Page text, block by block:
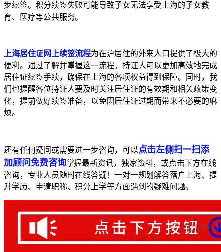
步续签。积分续签失败可能导致子女无法享受上海的子女教
育、医疗等公共服务。
上海居住证网上续签流程为在沪居住的外来人口提供了极大的
便利。通过了解并掌握这一流程，持证人可以更加高效地完成
居住证续签手续，确保在上海的各项权益得到保障。同时，我
们也提醒各位持证人要及时关注居住证的有效期和相关政策变
化，提前做好续签准备，以免因居住证过期而带来不必要的麻
烦。
还有任何疑问或需要进一步咨询，可以点击左侧扫一扫添
加顾问免费咨询掌握最新资讯，独家资料，或点击下方在线
咨询，专业人员随时在线答疑！一对一规划解答落户上海、提
升学历、申请职称、积分上学等方面遇到的疑难问题。